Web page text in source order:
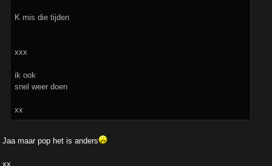
K mis die tijden
xxx
ik ook
snel weer doen
xx
Jaa maar pop het is anders
xx